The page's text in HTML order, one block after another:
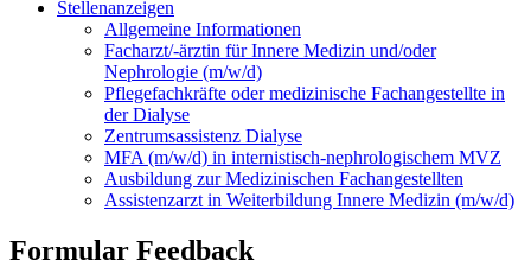
Stellenanzeigen
Allgemeine Informationen
Facharzt/-ärztin für Innere Medizin und/oder
Nephrologie (m/w/d)
Pflegefachkräfte oder medizinische Fachangestellte in
der Dialyse
Zentrumsassistenz Dialyse
MFA (m/w/d) in internistisch-nephrologischem MVZ
Ausbildung zur Medizinischen Fachangestellten
Assistenzarzt in Weiterbildung Innere Medizin (m/w/d)
Formular Feedback